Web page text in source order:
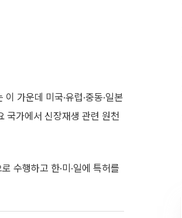
가운데 미국·유럽·중동·일본
국가에서 신장재생 관련 원천
수행하고 한·미·일에 특허를